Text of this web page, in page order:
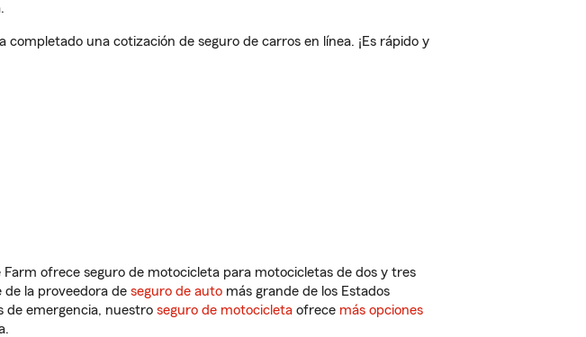
una cotización de seguro de carros en línea. ¡Es rápido y
ofrece seguro de motocicleta para motocicletas de dos y tres
la proveedora de seguro de auto más grande de los Estados
de emergencia, nuestro seguro de motocicleta ofrece más opciones